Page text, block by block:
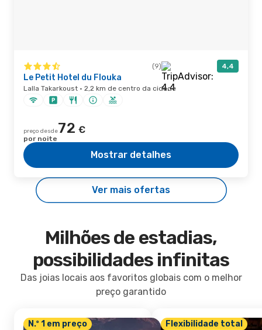
(9) 4,4
Le Petit Hotel du Flouka
Lalla Takarkoust · 2,2 km de centro da cidade
preço desde72 €
por noite
Mostrar detalhes
Ver mais ofertas
Milhões de estadias,
possibilidades infinitas
Das joias locais aos favoritos globais com o melhor
preço garantido
N.º 1 em preço Flexibilidade total